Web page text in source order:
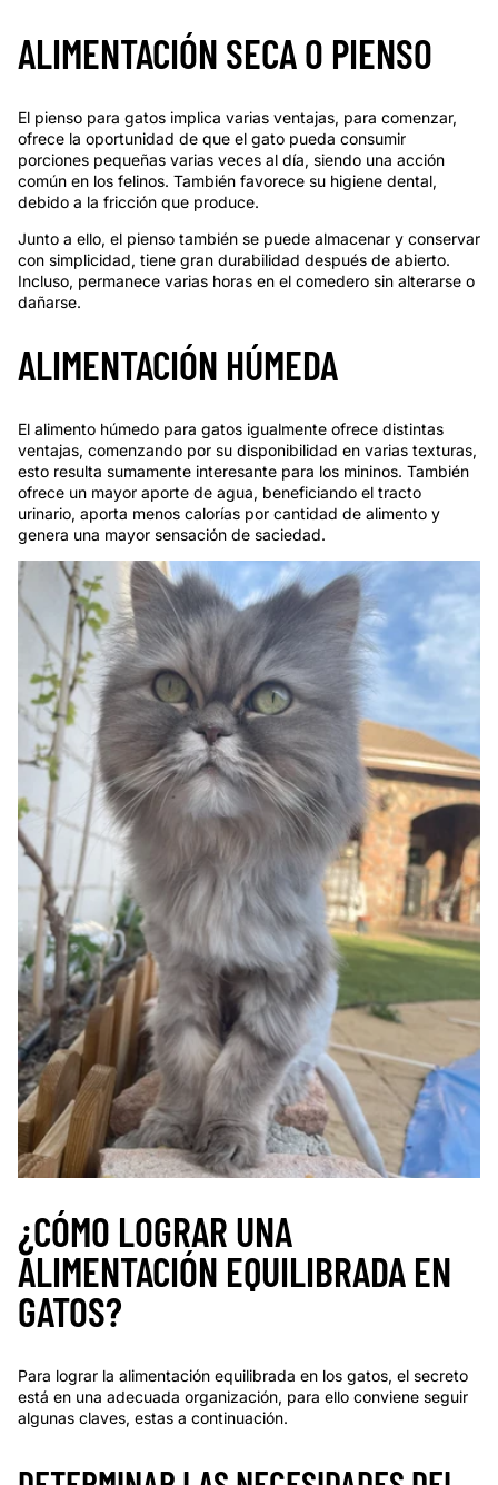
ALIMENTACIÓN SECA O PIENSO
El pienso para gatos implica varias ventajas, para comenzar,
ofrece la oportunidad de que el gato pueda consumir
porciones pequeñas varias veces al día, siendo una acción
común en los felinos. También favorece su higiene dental,
debido a la fricción que produce.
Junto a ello, el pienso también se puede almacenar y conservar
con simplicidad, tiene gran durabilidad después de abierto.
Incluso, permanece varias horas en el comedero sin alterarse o
dañarse.
ALIMENTACIÓN HÚMEDA
El alimento húmedo para gatos igualmente ofrece distintas
ventajas, comenzando por su disponibilidad en varias texturas,
esto resulta sumamente interesante para los mininos. También
ofrece un mayor aporte de agua, beneficiando el tracto
urinario, aporta menos calorías por cantidad de alimento y
genera una mayor sensación de saciedad.
¿CÓMO LOGRAR UNA
ALIMENTACIÓN EQUILIBRADA EN
GATOS?
Para lograr la alimentación equilibrada en los gatos, el secreto
está en una adecuada organización, para ello conviene seguir
algunas claves, estas a continuación.